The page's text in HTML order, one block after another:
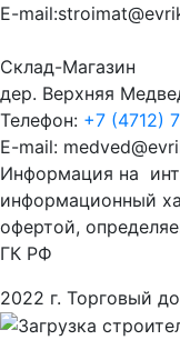
E-
Склад-Магазин
дер. Верхняя
Телефон: +7 (4712)
E-mail:
Информация на
информационный
офертой,
ГК РФ
2022 г. Торговый